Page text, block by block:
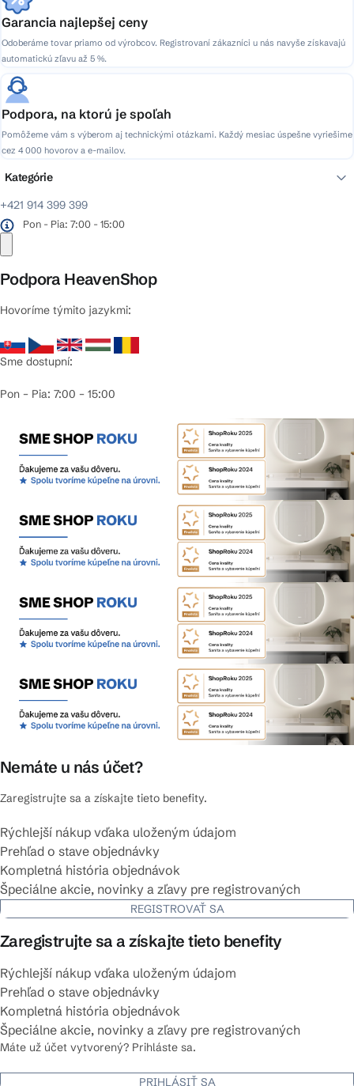
Garancia najlepšej ceny
Odoberáme tovar priamo od výrobcov. Registrovaní zákazníci u nás navyše získavajú
automatickú zľavu až 5 %.
Podpora, na ktorú je spoľah
Pomôžeme vám s výberom aj technickými otázkami. Každý mesiac úspešne vyriešime
cez 4 000 hovorov a e-mailov.
+421 914 399 399
Pon - Pia: 7:00 - 15:00
Podpora HeavenShop
Hovoríme týmito jazykmi:
Sme dostupní:
Pon – Pia: 7:00 – 15:00
Nemáte u nás účet?
Zaregistrujte sa a získajte tieto benefity.
Rýchlejší nákup vďaka uloženým údajom
Prehľad o stave objednávky
Kompletná história objednávok
Špeciálne akcie, novinky a zľavy pre registrovaných
REGISTROVAŤ SA
Zaregistrujte sa a získajte tieto benefity
Rýchlejší nákup vďaka uloženým údajom
Prehľad o stave objednávky
Kompletná história objednávok
Špeciálne akcie, novinky a zľavy pre registrovaných
Máte už účet vytvorený? Prihláste sa.
PRIHLÁSIŤ SA
Kategórie